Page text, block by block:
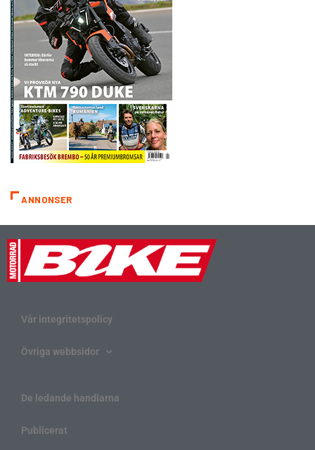
ANNONSER
Vår integritetspolicy
Övriga webbsidor
De ledande handlarna
Publicerat